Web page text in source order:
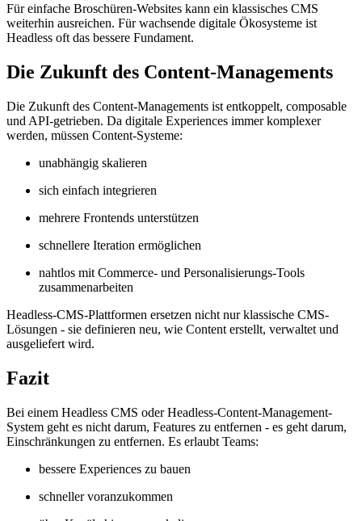
Für einfache Broschüren-Websites kann ein klassisches CMS
weiterhin ausreichen. Für wachsende digitale Ökosysteme ist
Headless oft das bessere Fundament.
Die Zukunft des Content-Managements
Die Zukunft des Content-Managements ist entkoppelt, composable
und API-getrieben. Da digitale Experiences immer komplexer
werden, müssen Content-Systeme:
unabhängig skalieren
sich einfach integrieren
mehrere Frontends unterstützen
schnellere Iteration ermöglichen
nahtlos mit Commerce- und Personalisierungs-Tools
zusammenarbeiten
Headless-CMS-Plattformen ersetzen nicht nur klassische CMS-
Lösungen - sie definieren neu, wie Content erstellt, verwaltet und
ausgeliefert wird.
Fazit
Bei einem Headless CMS oder Headless-Content-Management-
System geht es nicht darum, Features zu entfernen - es geht darum,
Einschränkungen zu entfernen. Es erlaubt Teams:
bessere Experiences zu bauen
schneller voranzukommen